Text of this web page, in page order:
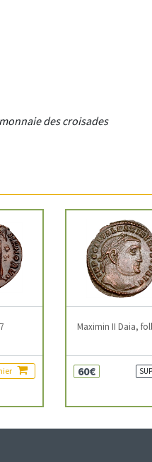
des croisades
Maximin II Daia,
60€ SUP